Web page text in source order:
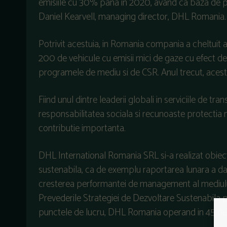
Daniel Kearvell, managing director, DHL Romania.
Potrivit acestuia, in Romania compania a
200 de vehicule cu emisii mici de gaze cu efect
programele de mediu si de CSR. Anul trecut,
Fiind unul dintre leaderii globali in serviciile de
responsabilitatea sociala si recunoaste
contributie importanta.
DHL International Romania SRL si-a realizat
sustenabila, ca de exemplu raportarea lunara a
cresterea performantei de management al
Prevederile Strategiei de Dezvoltare
punctele de lucru, DHL Romania operand in 45